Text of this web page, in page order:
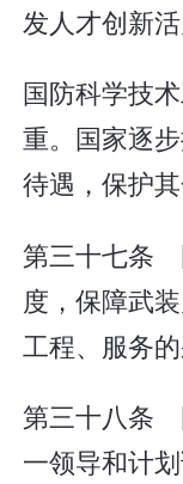
发人才创新活
国防科学技
重。国家逐
待遇，保护其
第三十七条
度，保障武
工程、服务的
第三十八条
一领导和计